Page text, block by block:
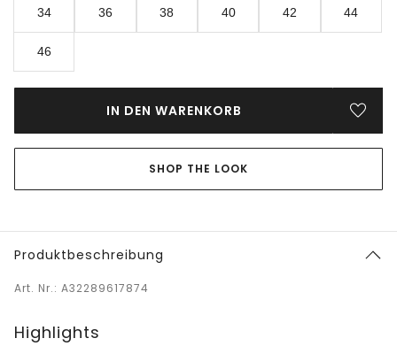
34 36 38 40 42 44
46
IN DEN WARENKORB
SHOP THE LOOK
Produktbeschreibung
Art. Nr.: A32289617874
Highlights